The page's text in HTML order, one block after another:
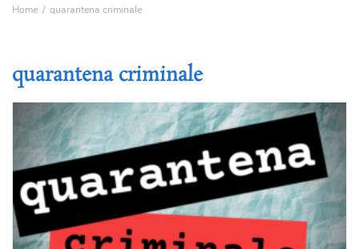
Home quarantena criminale
quarantena criminale